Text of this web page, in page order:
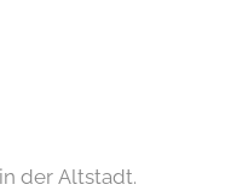
der Altstadt.